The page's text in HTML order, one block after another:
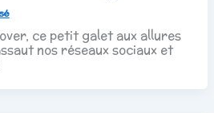
ce petit galet aux allures
nos réseaux sociaux et